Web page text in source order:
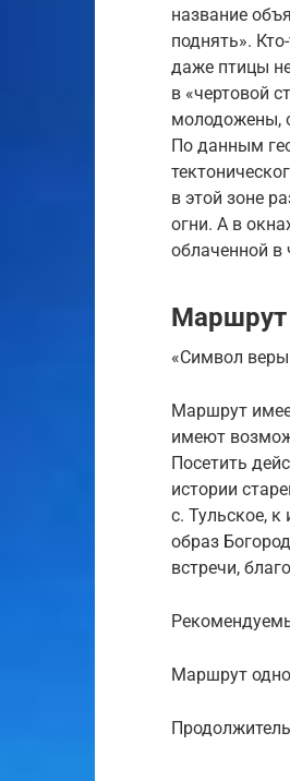
название
поднять».
даже птицы
в «чертовой
молодожены,
По данным
в этой зоне
огни. А в
облаченной
«Символ
Маршрут
имеют
Посетить
истории
с. Тульское,
образ
встречи,
Маршрут